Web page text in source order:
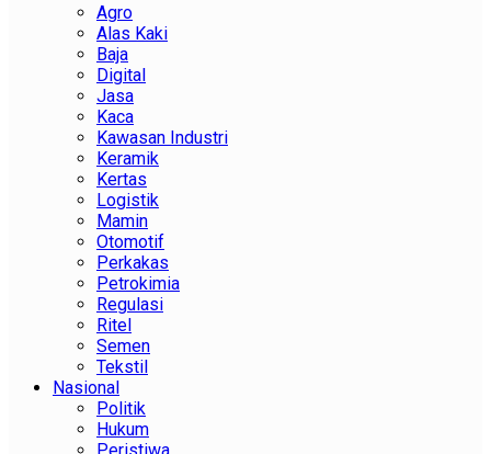
Agro
Alas Kaki
Baja
Digital
Jasa
Kaca
Kawasan Industri
Keramik
Kertas
Logistik
Mamin
Otomotif
Perkakas
Petrokimia
Regulasi
Ritel
Semen
Tekstil
Nasional
Politik
Hukum